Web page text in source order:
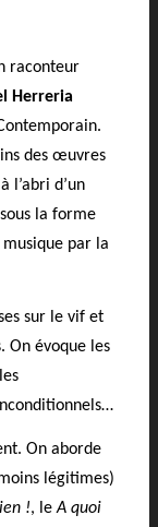
raconteur
Herreria
des œuvres
l’abri d’un
la forme
par la
sur le vif et
On évoque les
On aborde
légitimes)
!, leA quoi